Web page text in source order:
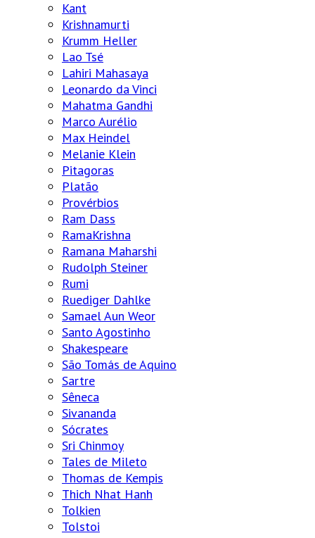
Kant
Krishnamurti
Krumm Heller
Lao Tsé
Lahiri Mahasaya
Leonardo da Vinci
Mahatma Gandhi
Marco Aurélio
Max Heindel
Melanie Klein
Pitagoras
Platão
Provérbios
Ram Dass
RamaKrishna
Ramana Maharshi
Rudolph Steiner
Rumi
Ruediger Dahlke
Samael Aun Weor
Santo Agostinho
Shakespeare
São Tomás de Aquino
Sartre
Sêneca
Sivananda
Sócrates
Sri Chinmoy
Tales de Mileto
Thomas de Kempis
Thich Nhat Hanh
Tolkien
Tolstoi